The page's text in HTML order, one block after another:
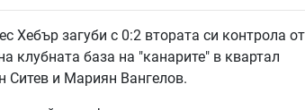
загуби с 0:2 втората си контрола от
клубната база на "канарите" в квартал
Ситев и Мариян Вангелов.